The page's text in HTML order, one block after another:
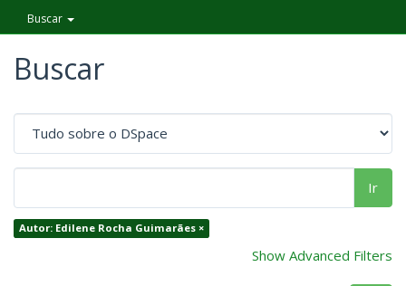
Buscar
Buscar
Ir
Autor: Edilene Rocha Guimarães ×
Show Advanced Filters